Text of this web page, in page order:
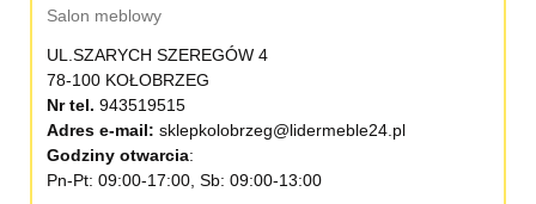
Salon meblowy
UL.SZARYCH SZEREGÓW 4
78-100 KOŁOBRZEG
Nr tel. 943519515
Adres e-mail: sklepkolobrzeg@lidermeble24.pl
Godziny otwarcia
Pn-Pt: 09:00-17:00, Sb: 09:00-13:00